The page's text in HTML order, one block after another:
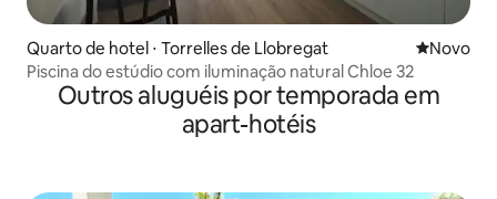
Quarto de hotel ⋅ Torrelles de Llobregat Novo
Novo
Piscina do estúdio com iluminação natural Chloe 32
Outros aluguéis por temporada em
apart-hotéis